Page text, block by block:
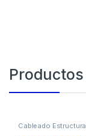
Cableado